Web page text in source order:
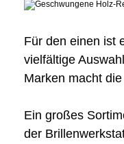
Für den einen ist
vielfältige
Marken macht
Ein großes
der